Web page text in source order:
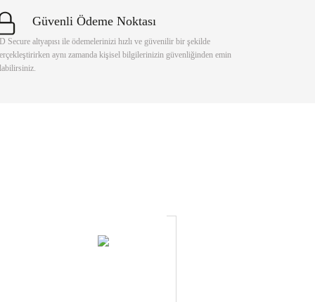
Güvenli Ödeme Noktası
Secure altyapısı ile ödemelerinizi hızlı ve güvenilir bir şekilde
aynı zamanda kişisel bilgilerinizin güvenliğinden emin